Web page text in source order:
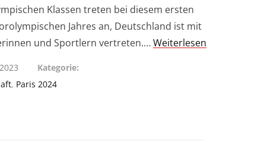
Klassen treten bei diesem ersten
Jahres an, Deutschland ist mit
und Sportlern vertreten.…Weiterlesen
Kategorie
, Paris 2024